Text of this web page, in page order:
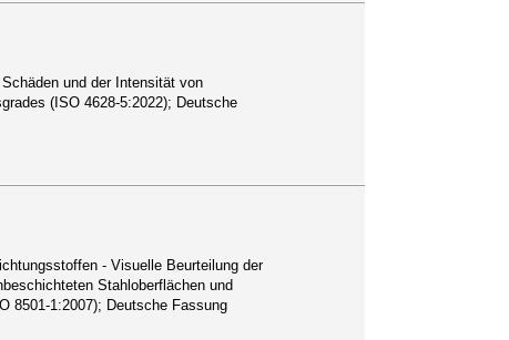
und der Intensität von
(ISO 4628-5:2022); Deutsche
- Visuelle Beurteilung der
Stahloberflächen und
8501-1:2007); Deutsche Fassung